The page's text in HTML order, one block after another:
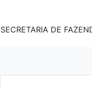
SECRETARIA DE